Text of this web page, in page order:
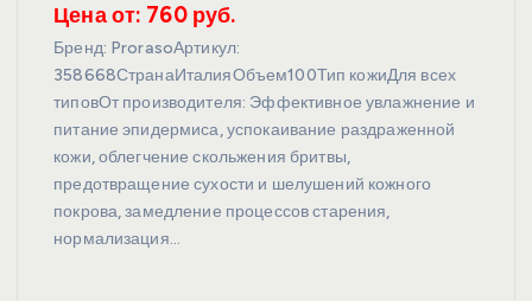
Цена от: 760 руб.
Бренд: ProrasoАртикул:
358668СтранаИталияОбъем100Тип кожиДля всех
типовОт производителя: Эффективное увлажнение и
питание эпидермиса, успокаивание раздраженной
кожи, облегчение скольжения бритвы,
предотвращение сухости и шелушений кожного
покрова, замедление процессов старения,
нормализация…